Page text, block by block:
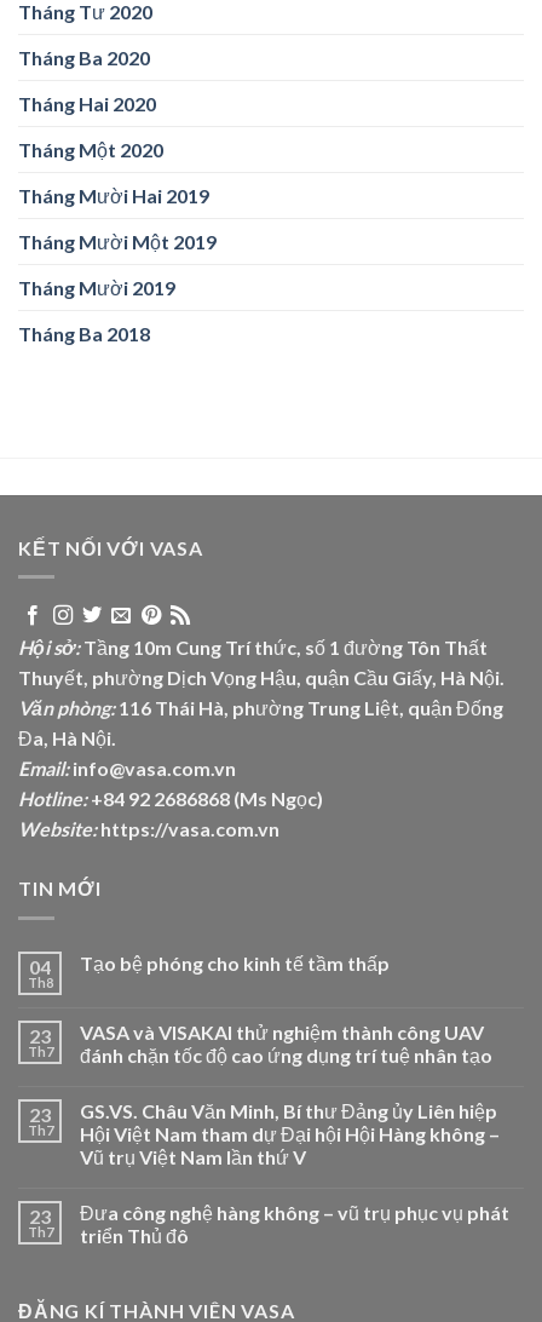
Tháng Tư 2020
Tháng Ba 2020
Tháng Hai 2020
Tháng Một 2020
Tháng Mười Hai 2019
Tháng Mười Một 2019
Tháng Mười 2019
Tháng Ba 2018
KẾT NỐI VỚI VASA
Hội sở:Tầng 10m Cung Trí thức, số 1 đường Tôn Thất
Thuyết, phường Dịch Vọng Hậu, quận Cầu Giấy, Hà Nội.
Văn phòng:116 Thái Hà, phường Trung Liệt, quận Đống
Đa, Hà Nội.
Email:info@vasa.com.vn
Hotline:+84 92 2686868 (Ms Ngọc)
Website: https://vasa.com.vn
TIN MỚI
04
Th8
Tạo bệ phóng cho kinh tế tầm thấp
23
Th7
VASA và VISAKAI thử nghiệm thành công UAV
đánh chặn tốc độ cao ứng dụng trí tuệ nhân tạo
23
Th7
GS.VS. Châu Văn Minh, Bí thư Đảng ủy Liên hiệp
Hội Việt Nam tham dự Đại hội Hội Hàng không –
Vũ trụ Việt Nam lần thứ V
23
Th7
Đưa công nghệ hàng không – vũ trụ phục vụ phát
triển Thủ đô
ĐĂNG KÍ THÀNH VIÊN VASA